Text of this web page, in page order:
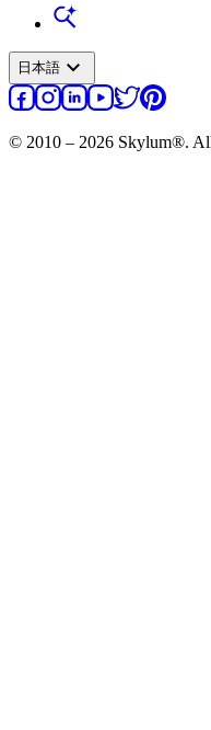
日本語 expand_more
© 2010 – 2026 Skylum®.